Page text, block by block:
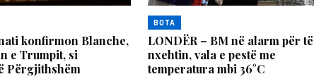
konfirmon Blanche,
e Trumpit, si
Përgjithshëm
BOTA
LONDËR – BM në alarm për të
nxehtin, vala e pestë me
temperatura mbi 36°C